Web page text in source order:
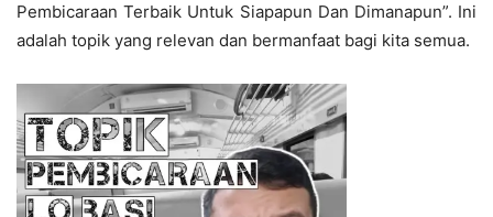
Pembicaraan Terbaik Untuk Siapapun Dan Dimanapun”. Ini
adalah topik yang relevan dan bermanfaat bagi kita semua.